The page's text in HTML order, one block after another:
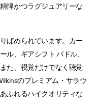
悍かつラグジュアリーな
ばめられています。カー
ル、ギアシフト パドル、
た、視覚だけでなく聴覚
のプレミアム・サラウ
ふれるハイクオリティな